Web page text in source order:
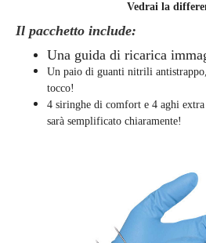
Vedrai la
Il pacchetto include:
Una guida di ricarica
Un paio di guanti nitrili
tocco!
4 siringhe di comfort e 4 aghi
sarà semplificato chiaramente!